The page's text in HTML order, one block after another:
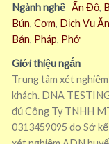
Ngành nghề Ấn Độ,
Bún, Cơm, Dịch Vụ
Bản, Pháp, Phở
Giới thiệu ngắn
Trung tâm xét
khách. DNA
đủ Công Ty TNHH
0313459095 do Sở